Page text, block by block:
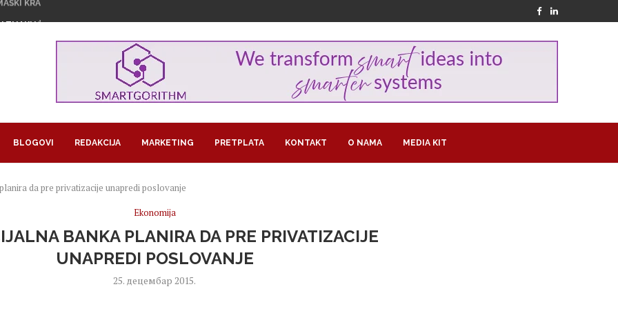
ZNAKU ŽENSKOG...
BLOGOVI REDAKCIJA MARKETING PRETPLATA KONTAKT O NAMA MEDIA KIT
da pre privatizacije unapredi poslovanje
Ekonomija
BANKA PLANIRA DA PRE PRIVATIZACIJE
UNAPREDI POSLOVANJE
25. децембар 2015.